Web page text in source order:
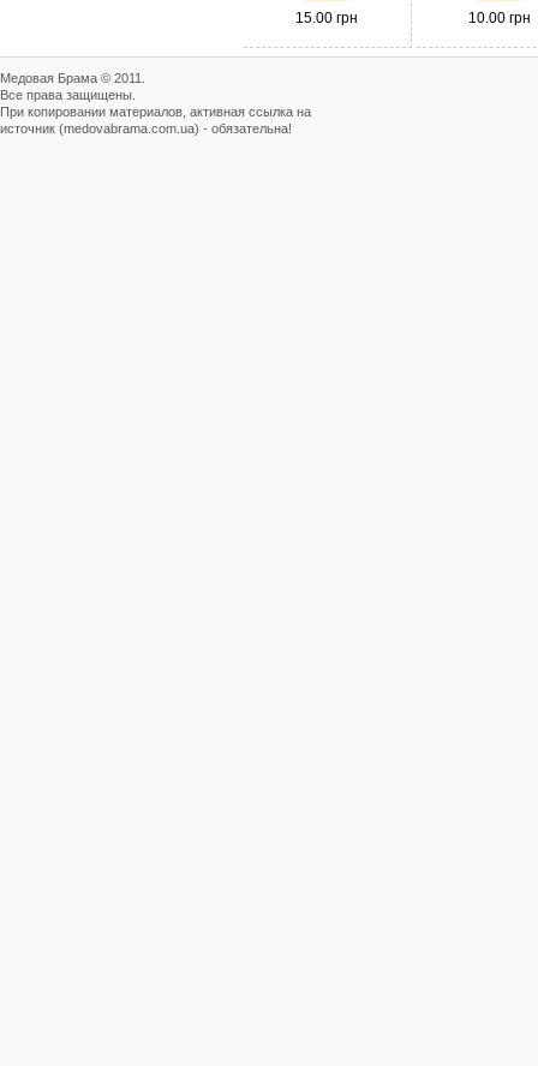
15.00 грн 10.00 грн
Медовая Брама © 2011.
Все права защищены.
При копировании материалов, активная ссылка на
источник (medovabrama.com.ua) - обязательна!